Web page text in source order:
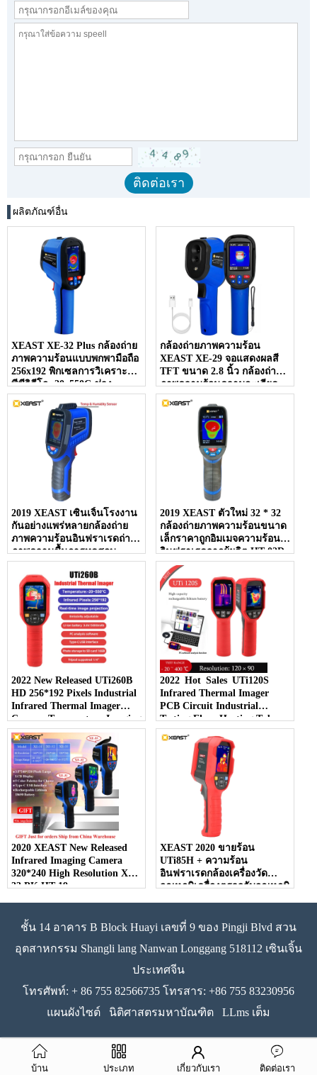
ผลิตภัณฑ์อื่น
XEAST XE-32 Plus กล้องถ่าย
ภาพความร้อนแบบพกพามือถือ
256x192 พิกเซลการวิเคราะห์
พีซีวิดีโอ -20~550C ช่วง
อุณหภูมิใหม่
กล้องถ่ายภาพความร้อน
XEAST XE-29 จอแสดงผลสี
TFT ขนาด 2.8 นิ้ว กล้องถ่าย
ภาพความร้อนความละเอียด
120*90 สำหรับตรวจจับรอยรั่ว
ในท่อและผนัง
2019 XEAST เซินเจิ้นโรงงาน
กันอย่างแพร่หลายกล้องถ่าย
ภาพความร้อนอินฟราเรดถ่าย
ภาพความชื้นการทดสอบ
อิมเมจ XE-27
2019 XEAST ตัวใหม่ 32 * 32
กล้องถ่ายภาพความร้อนขนาด
เล็กราคาถูกอิมเมจความร้อน
อินฟราเรดจากผู้ผลิต HT-02D
อินเตอร์เฟส USB
2022 New Released UTi260B
HD 256*192 Pixels Industrial
Infrared Thermal Imager
Camera Temperature Imaging
Circuit Electrical
Maintenance
2022 Hot Sales UTi120S
Infrared Thermal Imager
PCB Circuit Industrial
Testing Floor Heating Tube
Testing Temperature Thermal
Camera
2020 XEAST New Released
Infrared Imaging Camera
320*240 High Resolution XE-
33 PK HT-19
XEAST 2020 ขายร้อน
UTi85H + ความร้อน
อินฟราเรดกล้องเครื่องวัด
อุณหภูมิเครื่องตรวจจับอุณหภูมิ
ชั้น 14 อาคาร B Block Huayi เลขที่ 9 ของ Pingji Blvd สวน
อุตสาหกรรม Shangli lang Nanwan Longgang 518112 เซินเจิ้น
ประเทศจีน
โทรศัพท์: + 86 755 82566735 โทรสาร: +86 755 83230956
แผนผังไซต์
นิติศาสตรมหาบัณฑิต LLms เต็ม
บ้าน ประเภท เกี่ยวกับเรา ติดต่อเรา